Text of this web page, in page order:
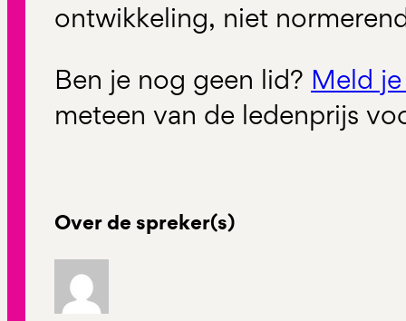
ontwikkeling, niet
Ben je nog geen lid? Meld
meteen van de ledenprijs
Over de spreker(s)